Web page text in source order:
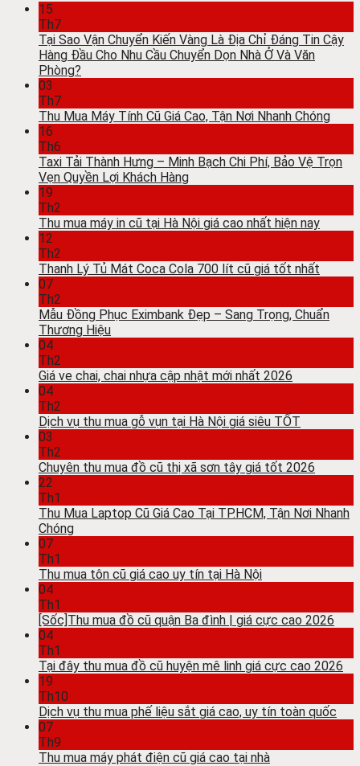
15
Th7
Tại Sao Vận Chuyển Kiến Vàng Là Địa Chỉ Đáng Tin Cậy
Hàng Đầu Cho Nhu Cầu Chuyển Dọn Nhà Ở Và Văn
Phòng?
03
Th7
Thu Mua Máy Tính Cũ Giá Cao, Tận Nơi Nhanh Chóng
16
Th6
Taxi Tải Thành Hưng – Minh Bạch Chi Phí, Bảo Vệ Trọn
Vẹn Quyền Lợi Khách Hàng
19
Th2
Thu mua máy in cũ tại Hà Nội giá cao nhất hiện nay
12
Th2
Thanh Lý Tủ Mát Coca Cola 700 lít cũ giá tốt nhất
07
Th2
Mẫu Đồng Phục Eximbank Đẹp – Sang Trọng, Chuẩn
Thương Hiệu
04
Th2
Giá ve chai, chai nhựa cập nhật mới nhất 2026
04
Th2
Dịch vụ thu mua gỗ vụn tại Hà Nội giá siêu TỐT
03
Th2
Chuyên thu mua đồ cũ thị xã sơn tây giá tốt 2026
22
Th1
Thu Mua Laptop Cũ Giá Cao Tại TP.HCM, Tận Nơi Nhanh
Chóng
07
Th1
Thu mua tôn cũ giá cao uy tín tại Hà Nội
04
Th1
[Sốc]Thu mua đồ cũ quận Ba đình | giá cực cao 2026
04
Th1
Tại đây thu mua đồ cũ huyện mê linh giá cực cao 2026
19
Th10
Dịch vụ thu mua phế liệu sắt giá cao, uy tín toàn quốc
07
Th9
Thu mua máy phát điện cũ giá cao tại nhà